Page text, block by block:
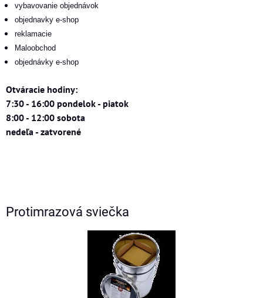
vybavovanie objednávok
objednavky e-shop
reklamacie
Maloobchod
objednávky e-shop
Otváracie hodiny:
7:30 - 16:00 pondelok - piatok
8:00 - 12:00 sobota
nedeľa - zatvorené
Protimrazová sviečka